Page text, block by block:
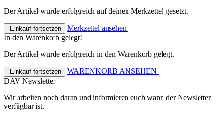
Der Artikel wurde erfolgreich auf deinen Merkzettel gesetzt.
Einkauf fortsetzen
Merkzettel ansehen
In den Warenkorb gelegt!
Der Artikel wurde erfolgreich in den Warenkorb gelegt.
Einkauf fortsetzen
WARENKORB ANSEHEN
DAV Newsletter
Wir arbeiten noch daran und informieren euch wann der Newsletter
verfügbar ist.